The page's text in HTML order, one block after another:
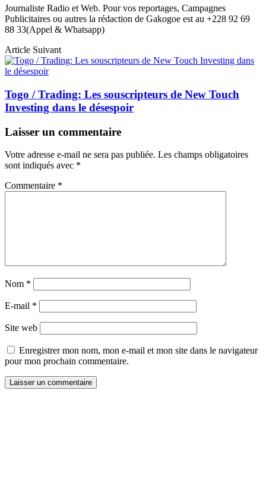
Journaliste Radio et Web. Pour vos reportages, Campagnes
Publicitaires ou autres la rédaction de Gakogoe est au +228 92 69
88 33(Appel & Whatsapp)
Article Suivant
Togo / Trading: Les souscripteurs de New Touch
Investing dans le désespoir
Laisser un commentaire
Votre adresse e-mail ne sera pas publiée. Les champs obligatoires
sont indiqués avec *
Commentaire *
Nom *
E-mail *
Site web
Enregistrer mon nom, mon e-mail et mon site dans le navigateur
pour mon prochain commentaire.